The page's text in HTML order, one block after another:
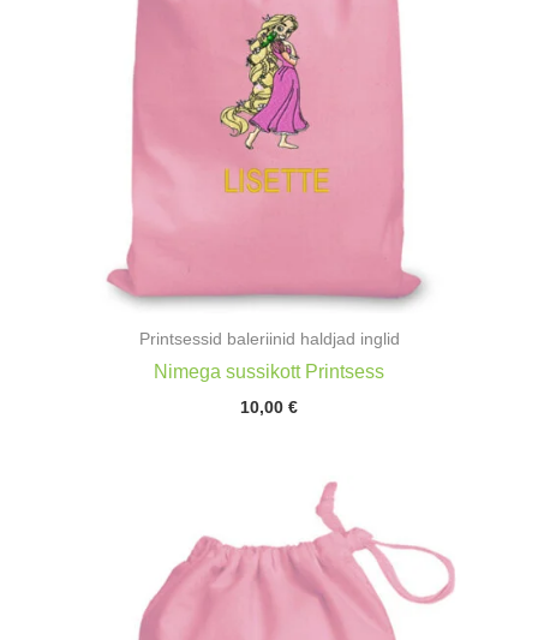
Printsessid baleriinid haldjad inglid
Nimega sussikott Printsess
10,00 €